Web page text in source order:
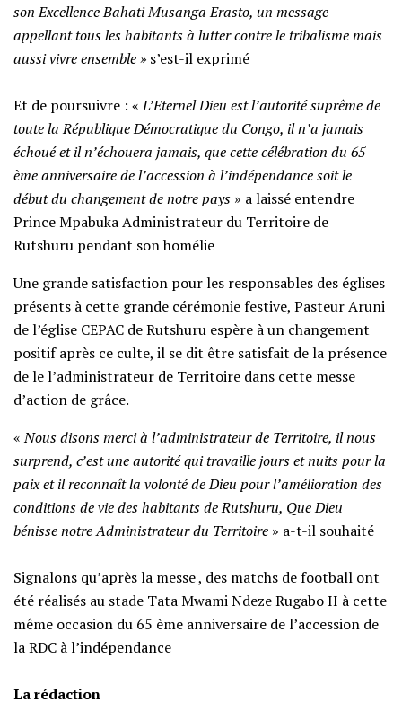
son Excellence Bahati Musanga Erasto, un message
appellant tous les habitants à lutter contre le tribalisme mais
aussi vivre ensemble » s’est-il exprimé
‎Et de poursuivre : «L’Eternel Dieu est l’autorité suprême de
toute la République Démocratique du Congo, il n’a jamais
échoué et il n’échouera jamais, que cette célébration du 65
ème anniversaire de l’accession à l’indépendance soit le
début du changement de notre pays » a laissé entendre
Prince Mpabuka Administrateur du Territoire de
Rutshuru pendant son homélie
‎Une grande satisfaction pour les responsables des églises
présents à cette grande cérémonie festive, Pasteur Aruni
de l’église CEPAC de Rutshuru espère à un changement
positif après ce culte, il se dit être satisfait de la présence
de le l’administrateur de Territoire dans cette messe
d’action de grâce.
«Nous disons merci à l’administrateur de Territoire, il nous
surprend, c’est une autorité qui travaille jours et nuits pour la
paix et il reconnaît la volonté de Dieu pour l’amélioration des
conditions de vie des habitants de Rutshuru, Que Dieu
bénisse notre Administrateur du Territoire » a-t-il souhaité
‎Signalons qu’après la messe , des matchs de football ont
été réalisés au stade Tata Mwami Ndeze Rugabo II à cette
même occasion du 65 ème anniversaire de l’accession de
la RDC à l’indépendance
‎La rédaction